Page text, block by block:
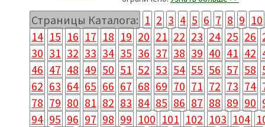
Страницы Каталога: 1 2 3 4 5 6 7 8 9 10
14 15 16 17 18 19 20 21 22 23 24 25 26
30 31 32 33 34 35 36 37 38 39 40 41 42
46 47 48 49 50 51 52 53 54 55 56 57 58
62 63 64 65 66 67 68 69 70 71 72 73 74
78 79 80 81 82 83 84 85 86 87 88 89 90
94 95 96 97 98 99 100 101 102 103 104